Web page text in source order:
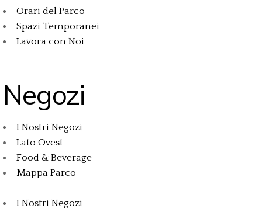
Orari del Parco
Spazi Temporanei
Lavora con Noi
Negozi
I Nostri Negozi
Lato Ovest
Food & Beverage
Mappa Parco
I Nostri Negozi